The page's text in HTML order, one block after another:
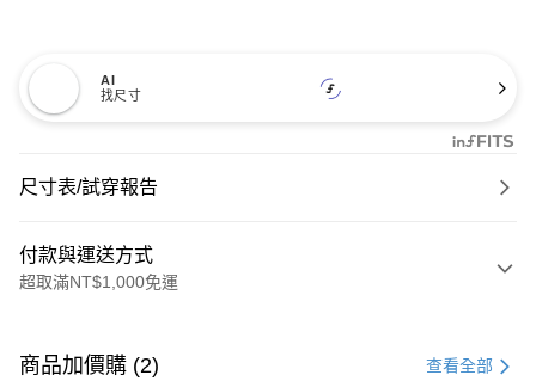
AI
找尺寸
尺寸表/試穿報告
付款與運送方式
超取滿NT$1,000免運
信用卡一次付款
商品加價購 (2) 查看全部